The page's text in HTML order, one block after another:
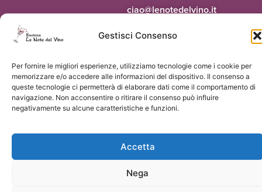
Gestisci Consenso
Per fornire le migliori esperienze, utilizziamo tecnologie come i cookie per
memorizzare e/o accedere alle informazioni del dispositivo. Il consenso a
queste tecnologie ci permetterà di elaborare dati come il comportamento di
navigazione. Non acconsentire o ritirare il consenso può influire
negativamente su alcune caratteristiche e funzioni.
Accetta
Nega
ti.onivledetonel
@oaic
© 2026 Le Note del Vino di Paolo Terrapieno | P.Iva 03551160124 |Vorresti
un sito come questo?